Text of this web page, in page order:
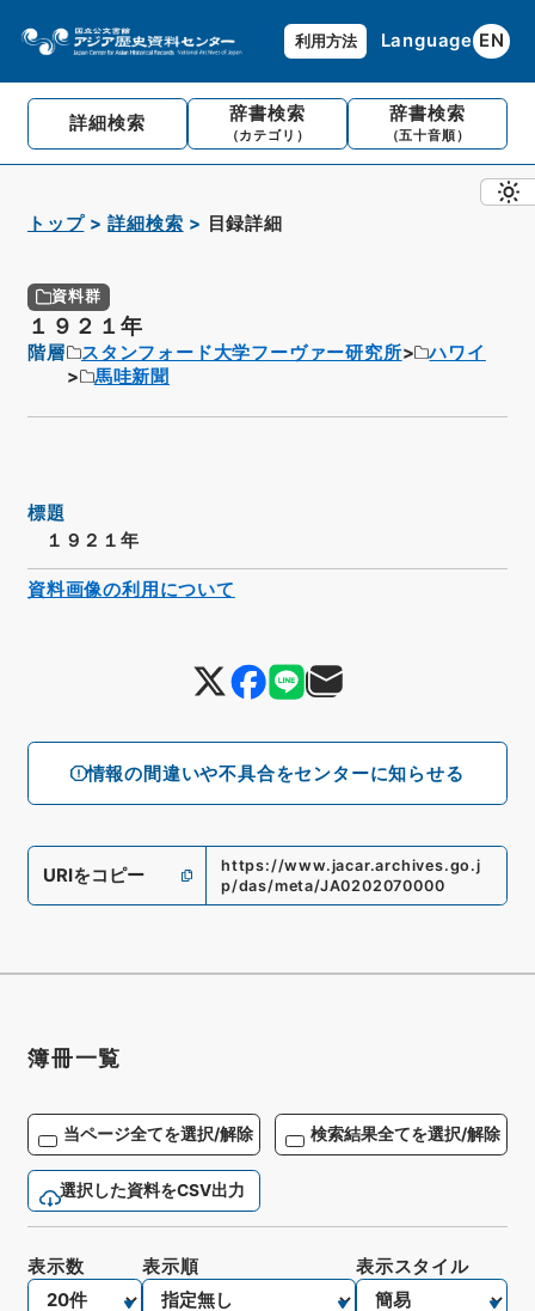
利用方法 Language EN
詳細検索 辞書検索
（カテゴリ）
辞書検索
（五十音順）
トップ 詳細検索 目録詳細
資料群
１９２１年
階層 スタンフォード大学フーヴァー研究所
ハワイ
馬哇新聞
情報の間違いや不具合をセンターに知らせる
標題
１９２１年
URIをコピー
https://www.jacar.archives.go.j
p/das/meta/JA0202070000
資料画像の利用について
簿冊一覧
当ページ全てを選択/解除 検索結果全てを選択/解除
選択した資料をCSV出力
表示数 表示順 表示スタイル